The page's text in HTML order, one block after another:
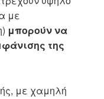
με
μπορούν να
της
με χαμηλή